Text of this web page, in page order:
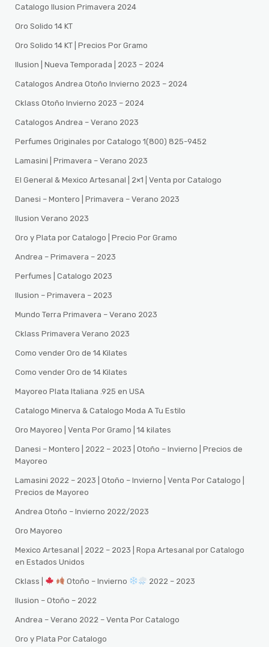
Catalogo Ilusion Primavera 2024
Oro Solido 14 KT
Oro Solido 14 KT | Precios Por Gramo
Ilusion | Nueva Temporada | 2023 – 2024
Catalogos Andrea Otoño Invierno 2023 – 2024
Cklass Otoño Invierno 2023 – 2024
Catalogos Andrea – Verano 2023
Perfumes Originales por Catalogo 1(800) 825-9452
Lamasini | Primavera – Verano 2023
El General & Mexico Artesanal | 2×1 | Venta por Catalogo
Danesi – Montero | Primavera – Verano 2023
Ilusion Verano 2023
Oro y Plata por Catalogo | Precio Por Gramo
Andrea – Primavera – 2023
Perfumes | Catalogo 2023
Ilusion – Primavera – 2023
Mundo Terra Primavera – Verano 2023
Cklass Primavera Verano 2023
Como vender Oro de 14 Kilates
Como vender Oro de 14 Kilates
Mayoreo Plata Italiana .925 en USA
Catalogo Minerva & Catalogo Moda A Tu Estilo
Oro Mayoreo | Venta Por Gramo | 14 kilates
Danesi – Montero | 2022 – 2023 | Otoño – Invierno | Precios de
Mayoreo
Lamasini 2022 – 2023 | Otoño – Invierno | Venta Por Catalogo |
Precios de Mayoreo
Andrea Otoño – Invierno 2022/2023
Oro Mayoreo
Mexico Artesanal | 2022 – 2023 | Ropa Artesanal por Catalogo
en Estados Unidos
Cklass | Otoño – Invierno 2022 – 2023
Ilusion – Otoño – 2022
Andrea – Verano 2022 – Venta Por Catalogo
Oro y Plata Por Catalogo